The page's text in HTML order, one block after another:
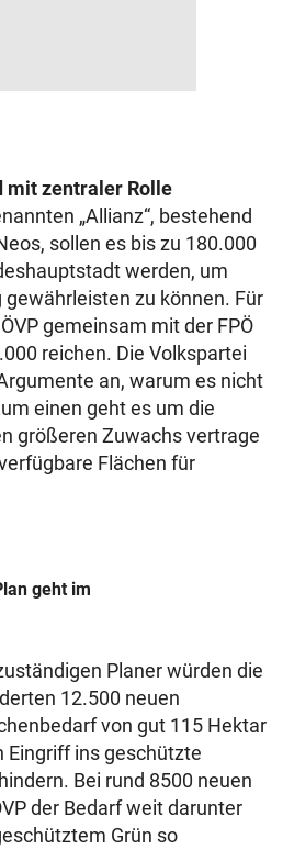
mit zentraler Rolle
„Allianz“, bestehend
sollen es bis zu 180.000
werden, um
zu können. Für
gemeinsam mit der FPÖ
reichen. Die Volkspartei
an, warum es nicht
einen geht es um die
größeren Zuwachs vertrage
Flächen für
geht im
Planer würden die
12.500 neuen
von gut 115 Hektar
Eingriff ins geschützte
Bei rund 8500 neuen
der Bedarf weit darunter
Grün so